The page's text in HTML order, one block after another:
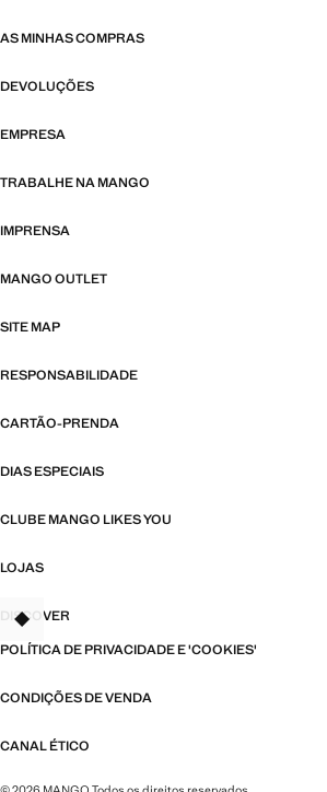
AS MINHAS COMPRAS
DEVOLUÇÕES
EMPRESA
TRABALHE NA MANGO
IMPRENSA
MANGO OUTLET
SITE MAP
RESPONSABILIDADE
CARTÃO-PRENDA
DIAS ESPECIAIS
CLUBE MANGO LIKES YOU
LOJAS
DISCOVER
POLÍTICA DE PRIVACIDADE E 'COOKIES'
CONDIÇÕES DE VENDA
CANAL ÉTICO